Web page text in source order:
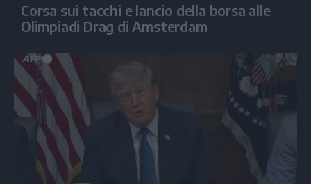
Corsa sui tacchi e lancio della borsa alle
Olimpiadi Drag di Amsterdam